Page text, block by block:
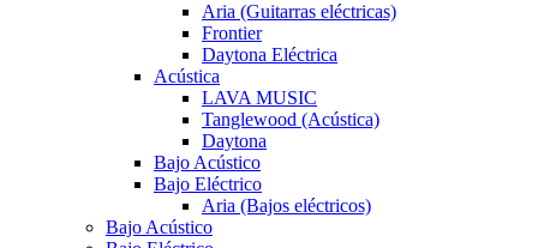
Aria (Guitarras eléctricas)
Frontier
Daytona Eléctrica
Acústica
LAVA MUSIC
Tanglewood (Acústica)
Daytona
Bajo Acústico
Bajo Eléctrico
Aria (Bajos eléctricos)
Bajo Acústico